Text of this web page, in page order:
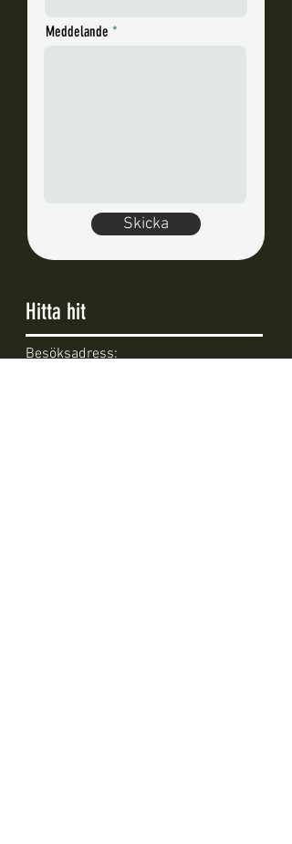
Meddelande
Skicka
Hitta hit
Besöksadress: